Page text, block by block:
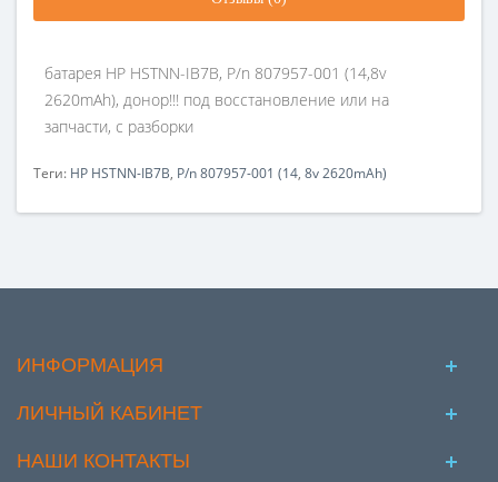
батарея HP HSTNN-IB7B, P/n 807957-001 (14,8v
2620mAh), донор!!! под восстановление или на
запчасти, с разборки
Теги: HP HSTNN-IB7B, P/n 807957-001 (14, 8v 2620mAh)
ИНФОРМАЦИЯ
ЛИЧНЫЙ КАБИНЕТ
НАШИ КОНТАКТЫ